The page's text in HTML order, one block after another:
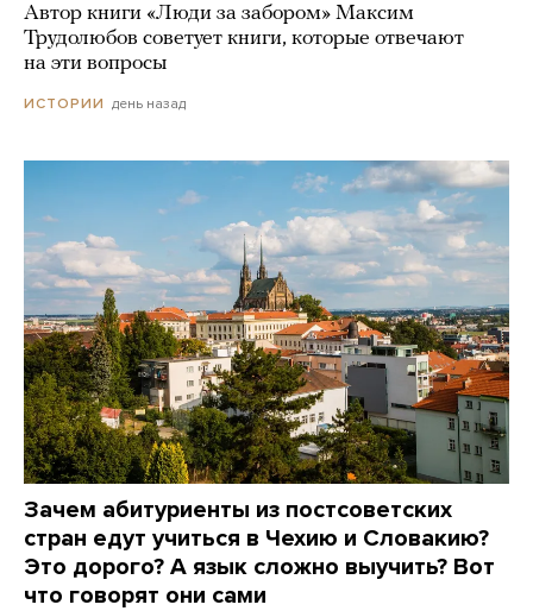
Автор книги «Люди за забором» Максим
Трудолюбов советует книги, которые отвечают
на эти вопросы
ИСТОРИИ день назад
Зачем абитуриенты из постсоветских
стран едут учиться в Чехию и Словакию?
Это дорого? А язык сложно выучить? Вот
что говорят они сами